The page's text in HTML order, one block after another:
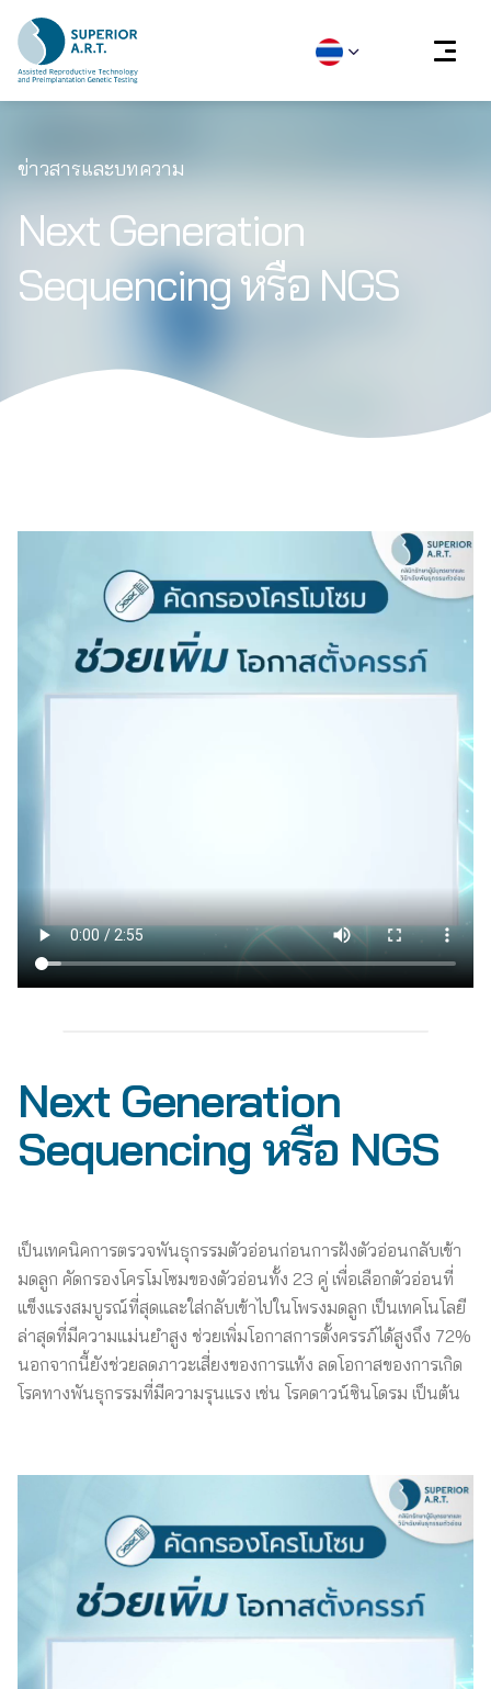
content
ข่าวสารและบทความ
Next Generation
Sequencing หรือ NGS
Next Generation
Sequencing หรือ NGS
เป็นเทคนิคการตรวจพันธุกรรมตัวอ่อนก่อนการฝังตัวอ่อนกลับเข้า
มดลูก คัดกรองโครโมโซมของตัวอ่อนทั้ง 23 คู่ เพื่อเลือกตัวอ่อนที่
แข็งแรงสมบูรณ์ที่สุดและใส่กลับเข้าไปในโพรงมดลูก เป็นเทคโนโลยี
ล่าสุดที่มีความแม่นยำสูง ช่วยเพิ่มโอกาสการตั้งครรภ์ได้สูงถึง 72%
นอกจากนี้ยังช่วยลดภาวะเสี่ยงของการแท้ง ลดโอกาสของการเกิด
โรคทางพันธุกรรมที่มีความรุนแรง เช่น โรคดาวน์ซินโดรม เป็นต้น